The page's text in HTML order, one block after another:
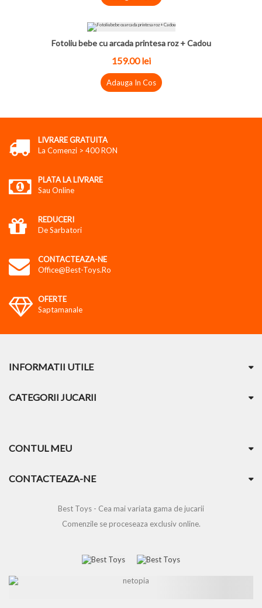
Fotoliu bebe cu arcada printesa roz + Cadou
159.00 lei
Adauga In Cos
LIVRARE GRATUITA
La Comenzi > 400 RON
PLATA LA LIVRARE
Sau Online
REDUCERI
De Sarbatori
CONTACTEAZA-NE
Office@best-Toys.ro
OFERTE
Saptamanale
INFORMATII UTILE
CATEGORII JUCARII
CONTUL MEU
CONTACTEAZA-NE
Best Toys - Cea mai variata gama de jucarii
Comenzile se proceseaza exclusiv online.